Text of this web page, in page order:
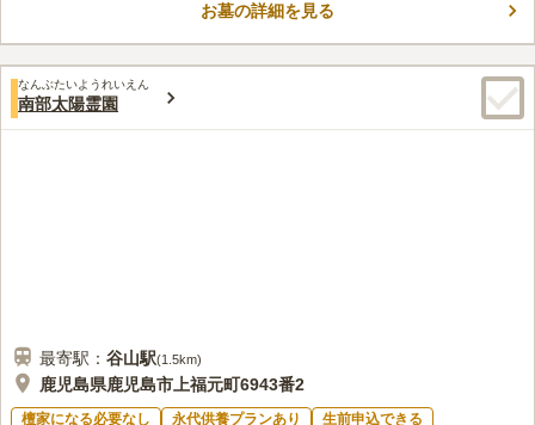
のも嬉しいポイントです。
みんなの評価
4.0 口コミ1件
60代男性
周辺には食事を取る処が多数あり便利と感じた、今回鹿児島県外
から自家用車で行ったが、鹿児島市内から送迎バスが出ているのから不明
口コミの続きを読む
お墓の詳細を見る
なんぶたいようれいえん
南部太陽霊園
最寄駅： 谷山駅(1.5km)
鹿児島県鹿児島市上福元町6943番2
檀家になる必要なし 永代供養プランあり 生前申込できる